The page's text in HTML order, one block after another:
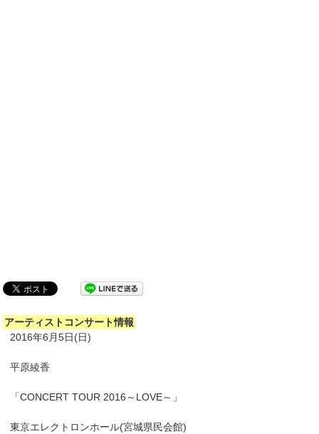
アーティストコンサート情報
2016年6月5日(日)
平原綾香
「CONCERT TOUR 2016～LOVE～」
東京エレクトロンホール(宮城県民会館)